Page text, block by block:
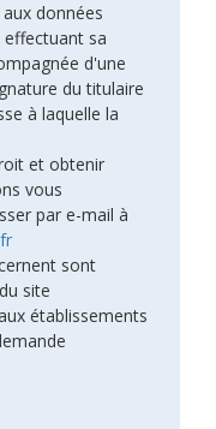
données
sa
d'une
du titulaire
à laquelle la
et obtenir
vous
par e-mail à
sont
site
établissements